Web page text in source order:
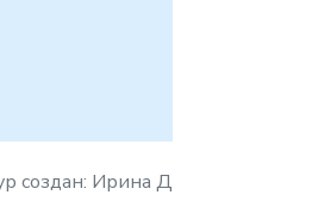
создан: Ирина Д